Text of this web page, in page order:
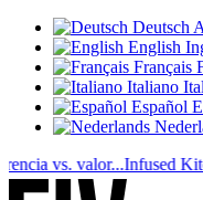
Deutsch
English
Français
Italiano
Español
valor... Infused Kitchen